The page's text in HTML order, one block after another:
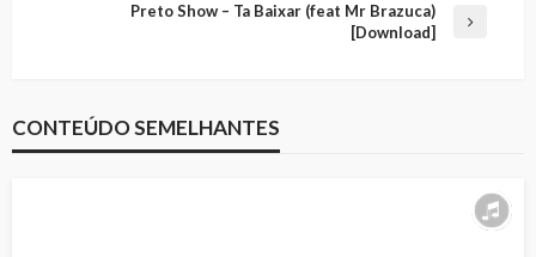
Preto Show – Ta Baixar (feat Mr Brazuca)
[Download]
CONTEÚDO SEMELHANTES